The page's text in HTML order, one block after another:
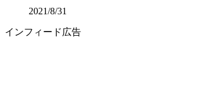
2021/8/31
インフィード広告